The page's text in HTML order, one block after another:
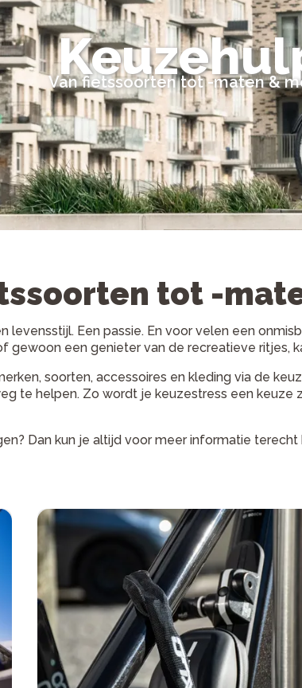
Van fietssoorten tot -maten &
tot -
levensstijl. Een passie. En voor velen een
gewoon een genieter van de recreatieve ritjes,
soorten, accessoires en kleding via de
te helpen. Zo wordt je keuzestress een keuze
Dan kun je altijd voor meer informatie terecht